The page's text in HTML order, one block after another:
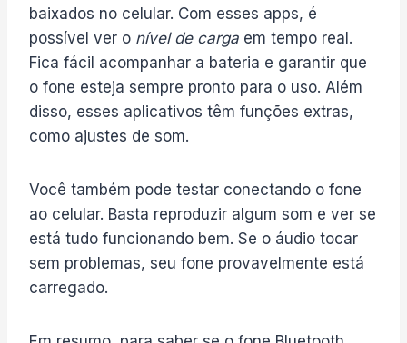
baixados no celular. Com esses apps, é
possível ver o nível de carga em tempo real.
Fica fácil acompanhar a bateria e garantir que
o fone esteja sempre pronto para o uso. Além
disso, esses aplicativos têm funções extras,
como ajustes de som.
Você também pode testar conectando o fone
ao celular. Basta reproduzir algum som e ver se
está tudo funcionando bem. Se o áudio tocar
sem problemas, seu fone provavelmente está
carregado.